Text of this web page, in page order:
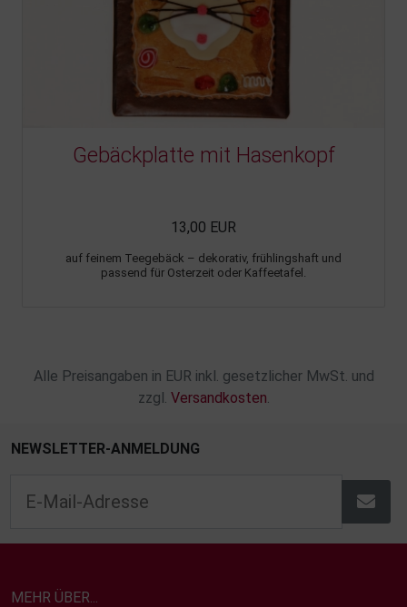
Gebäckplatte mit Hasenkopf
13,00 EUR
auf feinem Teegebäck – dekorativ, frühlingshaft und
passend für Osterzeit oder Kaffeetafel.
Alle Preisangaben in EUR inkl. gesetzlicher MwSt. und
zzgl. Versandkosten.
NEWSLETTER-ANMELDUNG
MEHR ÜBER...